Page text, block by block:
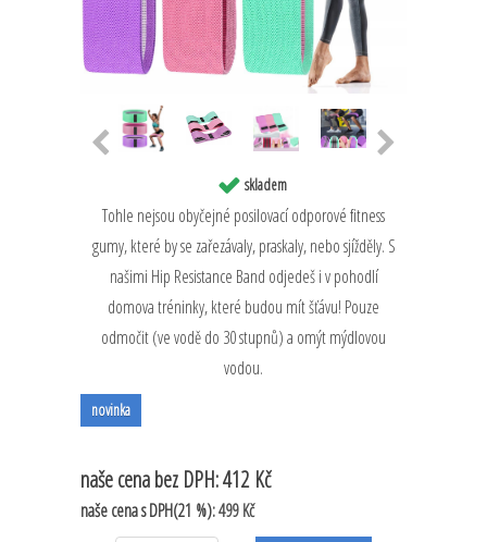
skladem
Tohle nejsou obyčejné posilovací odporové fitness
gumy, které by se zařezávaly, praskaly, nebo sjížděly. S
našimi Hip Resistance Band odjedeš i v pohodlí
domova tréninky, které budou mít šťávu! Pouze
odmočit (ve vodě do 30 stupnů) a omýt mýdlovou
vodou.
novinka
naše cenabez DPH:412 Kč
naše cenas DPH(21 %):499 Kč